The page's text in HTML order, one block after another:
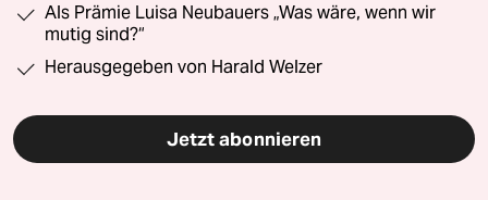
Als Prämie Luisa Neubauers „Was wäre, wenn wir
mutig sind?“
Herausgegeben von Harald Welzer
Jetzt abonnieren